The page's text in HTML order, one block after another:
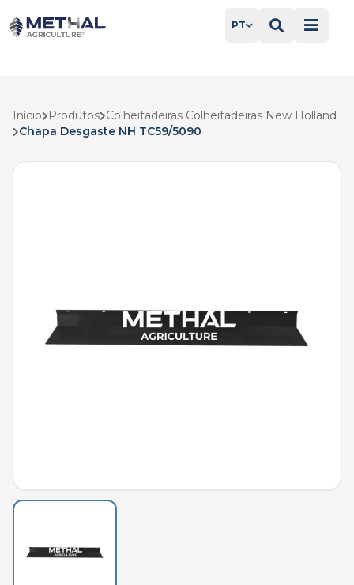
PT
Início Produtos Colheitadeiras Colheitadeiras New Holland
Chapa Desgaste NH TC59/5090